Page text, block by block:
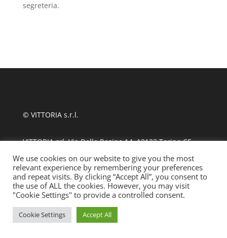
segreteria.
© VITTORIA s.r.l.
VITTORIA srl, Via Delle Rosine 14, 10123 Torino CF
11124480010
tel +39 011 889870| fax 011 8123486
info@ssmlto.it
We use cookies on our website to give you the most
relevant experience by remembering your preferences
and repeat visits. By clicking “Accept All”, you consent to
the use of ALL the cookies. However, you may visit
"Cookie Settings" to provide a controlled consent.
Cookie Settings Accept All